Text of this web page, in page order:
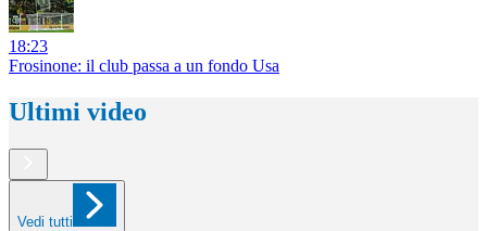
18:23
Frosinone: il club passa a un fondo Usa
Ultimi video
Vedi tutti